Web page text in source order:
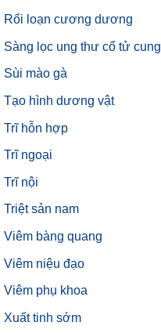
Rối loạn cương dương
Sàng lọc ung thư cổ tử cung
Sùi mào gà
Tạo hình dương vật
Trĩ hỗn hợp
Trĩ ngoại
Trĩ nội
Triệt sản nam
Viêm bàng quang
Viêm niệu đạo
Viêm phụ khoa
Xuất tinh sớm